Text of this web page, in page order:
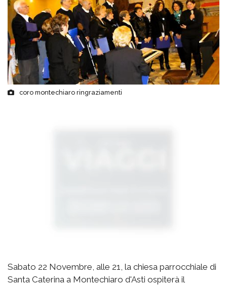
coro montechiaro ringraziamenti
Sabato 22 Novembre, alle 21, la chiesa parrocchiale di
Santa Caterina a Montechiaro d'Asti ospiterà il